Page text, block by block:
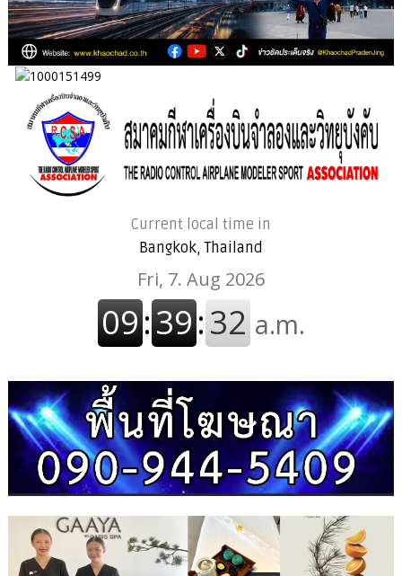
Current local time in
Bangkok, Thailand